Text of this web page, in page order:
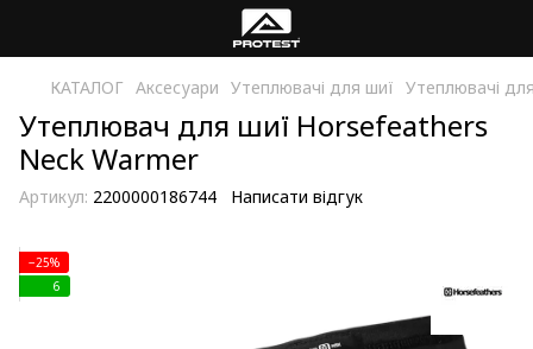
КАТАЛОГ Аксесуари Утеплювачі для шиї Утеплювачі
Утеплювач для шиї Horsefeathers
Neck Warmer
Артикул: 2200000186744 Написати відгук
−25%
6